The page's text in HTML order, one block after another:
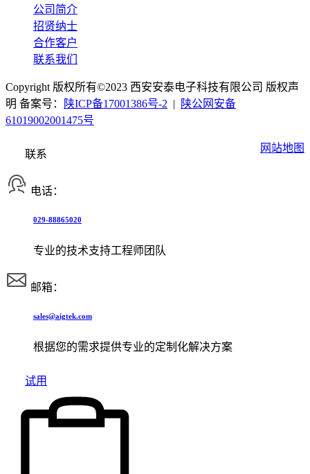
公司简介
招贤纳士
合作客户
联系我们
Copyright 版权所有©2023 西安安泰电子科技有限公司 版权声
明 备案号：
陕ICP备17001386号-2 |
陕公网安备
61019002001475号
网站地图
联系
电话：
029-88865020
专业的技术支持工程师团队
邮箱：
sales@aigtek.com
根据您的需求提供专业的定制化解决方案
试用